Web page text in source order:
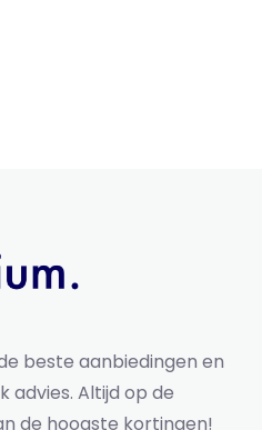
beste aanbiedingen en
advies. Altijd op de
de hoogste kortingen!